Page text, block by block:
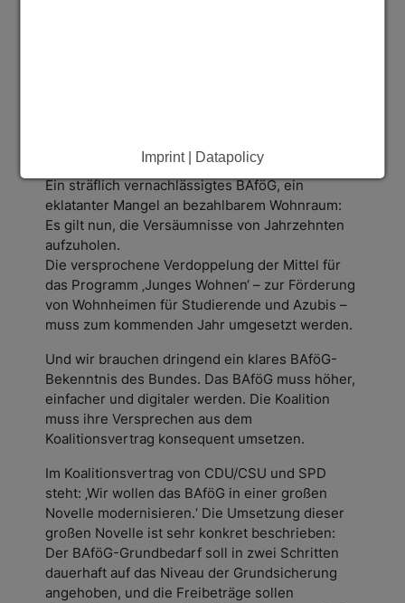
‚Junges Wohnen‘.
Ein sträflich vernachlässigtes BAföG, ein
eklatanter Mangel an bezahlbarem Wohnraum:
Es gilt nun, die Versäumnisse von Jahrzehnten
aufzuholen.
Die versprochene Verdoppelung der Mittel für
das Programm ‚Junges Wohnen‘ – zur Förderung
von Wohnheimen für Studierende und Azubis –
muss zum kommenden Jahr umgesetzt werden.
Und wir brauchen dringend ein klares BAföG-
Bekenntnis des Bundes. Das BAföG muss höher,
einfacher und digitaler werden. Die Koalition
muss ihre Versprechen aus dem
Koalitionsvertrag konsequent umsetzen.
Im Koalitionsvertrag von CDU/CSU und SPD
steht: ‚Wir wollen das BAföG in einer großen
Novelle modernisieren.‘ Die Umsetzung dieser
großen Novelle ist sehr konkret beschrieben:
Der BAföG-Grundbedarf soll in zwei Schritten
dauerhaft auf das Niveau der Grundsicherung
angehoben, und die Freibeträge sollen
Imprint | Datapolicy